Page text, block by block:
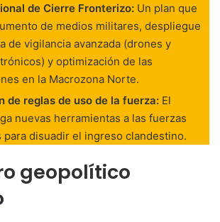
de Cierre Fronterizo: Un plan que
de medios militares, despliegue
de vigilancia avanzada (drones y
y optimización de las
en la Macrozona Norte.
de reglas de uso de la fuerza: El
nuevas herramientas a las fuerzas
para disuadir el ingreso clandestino.
geopolítico